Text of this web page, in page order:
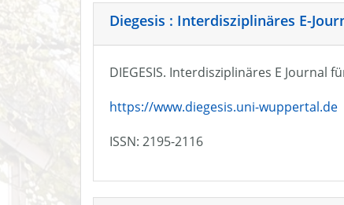
Diegesis : Interdisziplinäres E-
DIEGESIS. Interdisziplinäres E
https://www.diegesis.uni-wuppertal.de
ISSN: 2195-2116